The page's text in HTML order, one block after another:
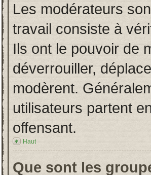
Les modérateurs
travail consiste à
Ils ont le pouvoir de
déverrouiller,
modèrent.
utilisateurs partent
offensant.
Haut
Que sont les